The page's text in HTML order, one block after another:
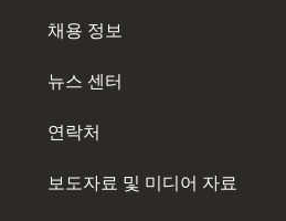
채용 정보
뉴스 센터
연락처
보도자료 및 미디어 자료